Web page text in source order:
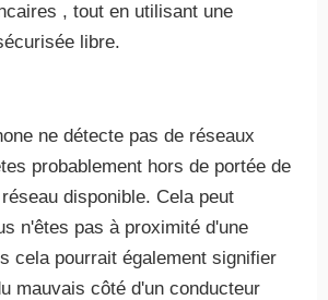
, tout en utilisant une
libre.
ne détecte pas de réseaux
probablement hors de portée de
disponible. Cela peut
n'êtes pas à proximité d'une
cela pourrait également signifier
mauvais côté d'un conducteur